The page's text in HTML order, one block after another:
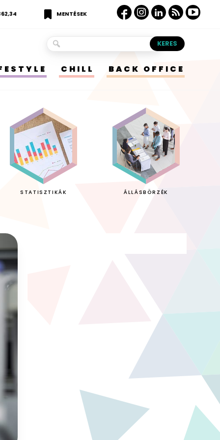
MENTÉSEK
CHILL BACK OFFICE
STATISZTIKÁK ÁLLÁSBÖRZÉK